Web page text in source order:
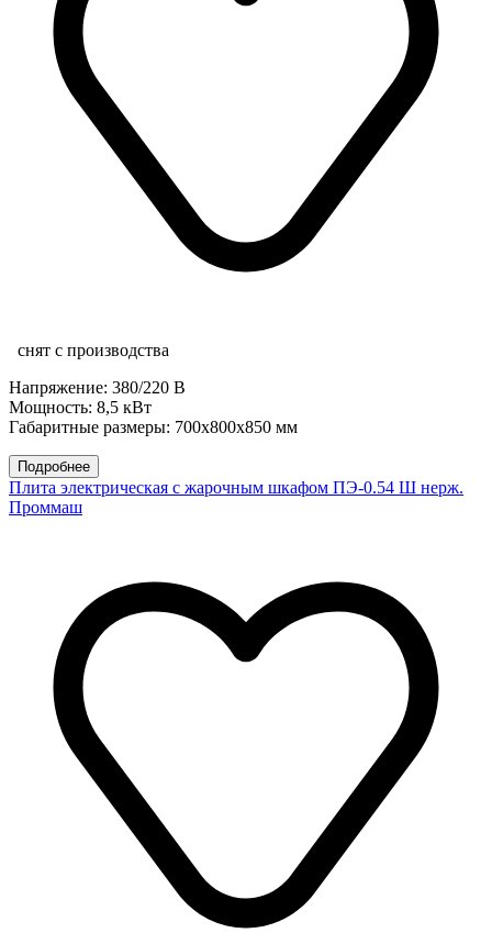
снят с производства
Напряжение: 380/220 В
Мощность: 8,5 кВт
Габаритные размеры: 700х800х850 мм
Подробнее
Плита электрическая с жарочным шкафом ПЭ-0.54 Ш нерж.
Проммаш